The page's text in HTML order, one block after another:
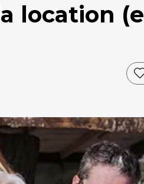
location (e